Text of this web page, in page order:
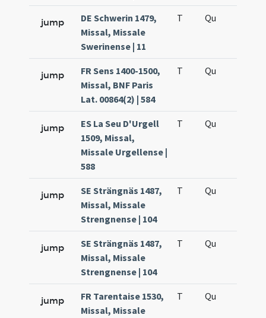
jump
DE Schwerin 1479,
Missal, Missale
Swerinense | 11
T Qu
jump
FR Sens 1400-1500,
Missal, BNF Paris
Lat. 00864(2) | 584
T Qu
jump
ES La Seu D'Urgell
1509, Missal,
Missale Urgellense |
588
T Qu
jump
SE Strängnäs 1487,
Missal, Missale
Strengnense | 104
T Qu
jump
SE Strängnäs 1487,
Missal, Missale
Strengnense | 104
T Qu
jump
FR Tarentaise 1530,
Missal, Missale
T Qu